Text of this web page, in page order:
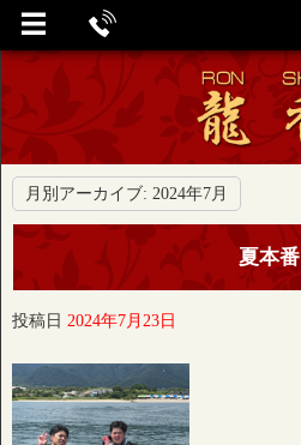
月別アーカイブ: 2024年7月
夏本番
投稿日 2024年7月23日